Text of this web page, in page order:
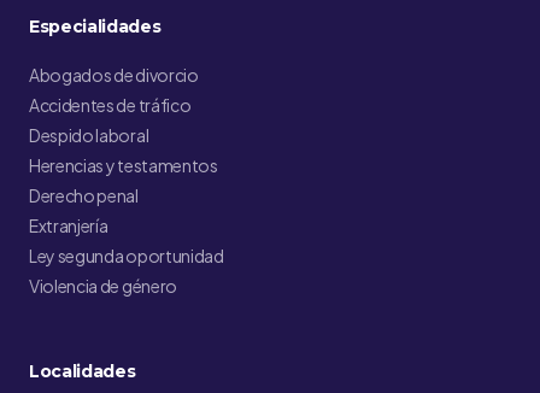
Especialidades
Abogados de divorcio
Accidentes de tráfico
Despido laboral
Herencias y testamentos
Derecho penal
Extranjería
Ley segunda oportunidad
Violencia de género
Localidades